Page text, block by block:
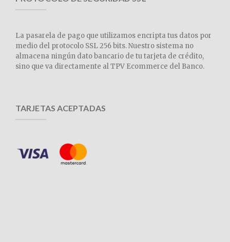
La pasarela de pago que utilizamos encripta tus datos por
medio del protocolo SSL 256 bits. Nuestro sistema no
almacena ningún dato bancario de tu tarjeta de crédito,
sino que va directamente al TPV Ecommerce del Banco.
TARJETAS ACEPTADAS